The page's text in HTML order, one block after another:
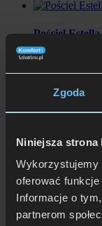
Zgoda
Niniejsza
Wykorzystujemy
oferować
Informacje o
partnerom
Pościel
od 749 zł
Rata 0% już
Pościel
od 599 zł
Pościel
od 659 zł